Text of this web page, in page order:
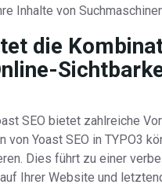
Inhalte von
die
SEO bietet zahlreiche
von Yoast SEO in TYPO3
Dies führt zu einer
Ihrer Website und